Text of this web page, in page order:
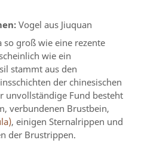
Vogel aus Jiuquan
groß wie eine rezente
wie ein
stammt aus den
der chinesischen
unvollständige Fund besteht
verbundenen Brustbein,
, einigen Sternalrippen und
der Brustrippen.